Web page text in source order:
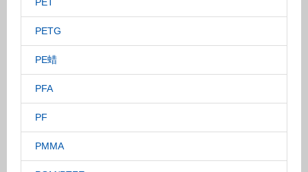
PETG
PE蜡
PFA
PF
PMMA